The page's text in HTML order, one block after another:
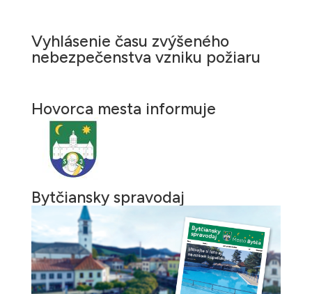
Vyhlásenie času zvýšeného
nebezpečenstva vzniku požiaru
Hovorca mesta informuje
Bytčiansky spravodaj